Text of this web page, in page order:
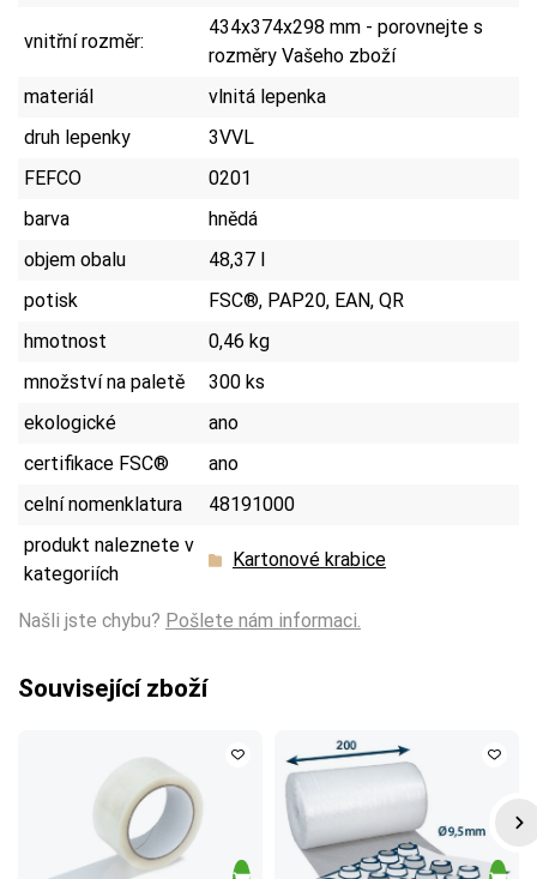
vnitřní rozměr:
434x374x298 mm - porovnejte s
rozměry Vašeho zboží
materiál
vlnitá lepenka
druh lepenky
3VVL
FEFCO
0201
barva
hnědá
objem obalu
48,37 l
potisk
FSC®, PAP20, EAN, QR
hmotnost
0,46 kg
množství na paletě
300 ks
ekologické
ano
certifikace FSC®
ano
celní nomenklatura
48191000
produkt naleznete v
kategoriích
Kartonové krabice
Našli jste chybu? Pošlete nám informaci.
Související zboží